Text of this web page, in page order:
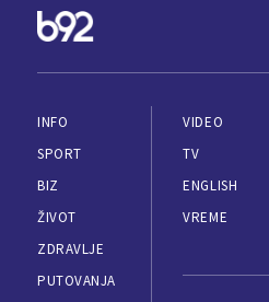
INFO
SPORT
BIZ
ŽIVOT
ZDRAVLJE
PUTOVANJA
VIDEO
TV
ENGLISH
VREME